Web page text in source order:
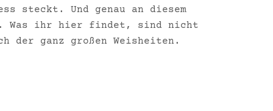
steckt. Und genau an diesem
Was ihr hier findet, sind nicht
der ganz großen Weisheiten.